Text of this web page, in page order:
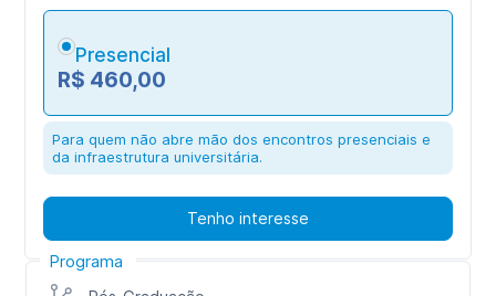
Programa
Presencial
R$ 460,00
Para quem não abre mão dos encontros presenciais e
da infraestrutura universitária.
Tenho interesse